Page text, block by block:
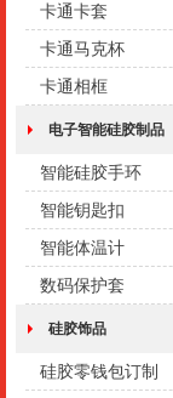
卡通卡套
卡通马克杯
卡通相框
电子智能硅胶制品
智能硅胶手环
智能钥匙扣
智能体温计
数码保护套
硅胶饰品
硅胶零钱包订制